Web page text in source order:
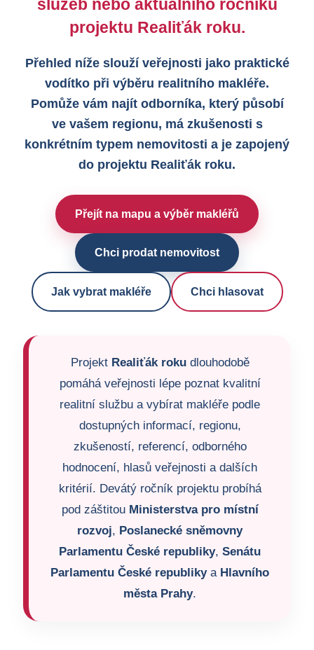
služeb nebo aktuálního ročníku
projektu Realiťák roku.
Přehled níže slouží veřejnosti jako praktické
vodítko při výběru realitního makléře.
Pomůže vám najít odborníka, který působí
ve vašem regionu, má zkušenosti s
konkrétním typem nemovitosti a je zapojený
do projektu Realiťák roku.
Přejít na mapu a výběr makléřů
Chci prodat nemovitost
Jak vybrat makléře Chci hlasovat
Projekt Realiťák rokudlouhodobě
pomáhá veřejnosti lépe poznat kvalitní
realitní službu a vybírat makléře podle
dostupných informací, regionu,
zkušeností, referencí, odborného
hodnocení, hlasů veřejnosti a dalších
kritérií. Devátý ročník projektu probíhá
pod záštitou Ministerstva pro místní
rozvoj, Poslanecké sněmovny
Parlamentu České republiky, Senátu
Parlamentu České republikya Hlavního
města Prahy.